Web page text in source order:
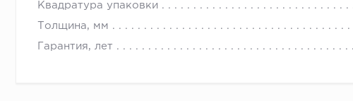
Квадратура упаковки
Толщина, мм
Гарантия, лет